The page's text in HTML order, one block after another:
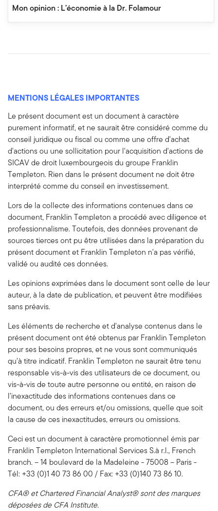
Mon opinion : L’économie à la Dr. Folamour
MENTIONS LÉGALES IMPORTANTES
Le présent document est un document à caractère
purement informatif, et ne saurait être considéré comme du
conseil juridique ou fiscal ou comme une offre d'achat
d'actions ou une sollicitation pour l'acquisition d'actions de
SICAV de droit luxembourgeois du groupe Franklin
Templeton. Rien dans le présent document ne doit être
interprété comme du conseil en investissement.
Lors de la collecte des informations contenues dans ce
document, Franklin Templeton a procédé avec diligence et
professionnalisme. Toutefois, des données provenant de
sources tierces ont pu être utilisées dans la préparation du
présent document et Franklin Templeton n'a pas vérifié,
validé ou audité ces données.
Les opinions exprimées dans le document sont celle de leur
auteur, à la date de publication, et peuvent être modifiées
sans préavis.
Les éléments de recherche et d'analyse contenus dans le
présent document ont été obtenus par Franklin Templeton
pour ses besoins propres, et ne vous sont communiqués
qu'à titre indicatif. Franklin Templeton ne saurait être tenu
responsable vis-à-vis des utilisateurs de ce document, ou
vis-à-vis de toute autre personne ou entité, en raison de
l'inexactitude des informations contenues dans ce
document, ou des erreurs et/ou omissions, quelle que soit
la cause de ces inexactitudes, erreurs ou omissions.
Ceci est un document à caractère promotionnel émis par
Franklin Templeton International Services S.à r.l., French
branch. – 14 boulevard de la Madeleine - 75008 – Paris -
Tél: +33 (0)1 40 73 86 00 / Fax: +33 (0)140 73 86 10.
CFA® et Chartered Financial Analyst® sont des marques
déposées de CFA Institute.